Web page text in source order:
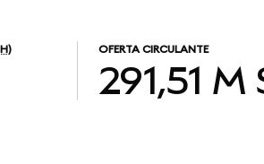
OFERTA CIRCULANTE
291,51 M